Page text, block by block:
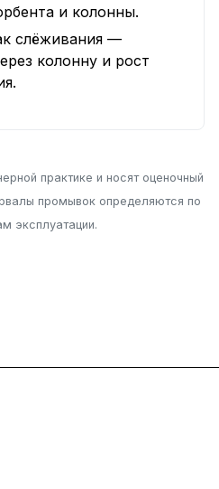
и колонны.
слёживания —
колонну и рост
практике и носят оценочный
промывок определяются по
эксплуатации.